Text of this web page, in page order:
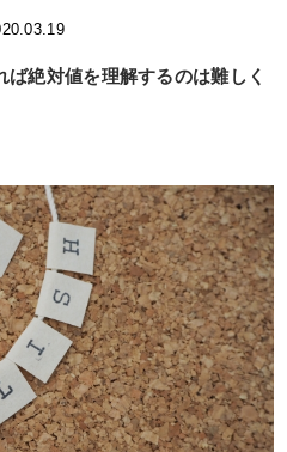
ば絶対値を理解するのは難しく